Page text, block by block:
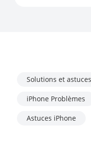
Solutions et
iPhone Problèmes
Astuces iPhone